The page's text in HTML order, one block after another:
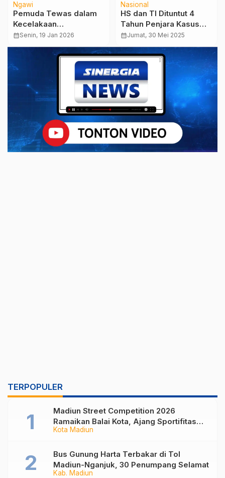
Ngawi
Pemuda Tewas dalam
Kecelakaan
Berkecepatan Tinggi di
Jalan Raya Ngawi–
calendar_monthSenin, 19 Jan 2026
Nasional
HS dan TI Dituntut 4
Tahun Penjara Kasus
Korupsi
Penyalahgunaan PSU
calendar_monthJumat, 30 Mei 2025
TERPOPULER
Kota Madiun
Madiun Street Competition 2026
Ramaikan Balai Kota, Ajang Sportifitas
Anak Muda dari Basket 3×3 hingga Mural
Kab. Madiun
Bus Gunung Harta Terbakar di Tol
Madiun-Nganjuk, 30 Penumpang Selamat